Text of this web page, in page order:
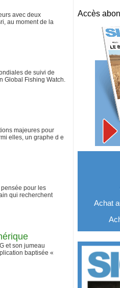
avec deux
au moment de la
de suivi de
Global Fishing Watch.
majeures pour
elles, un graphe d e
pour les
qui recherchent
et son jumeau
baptisée «
Accès
Achat